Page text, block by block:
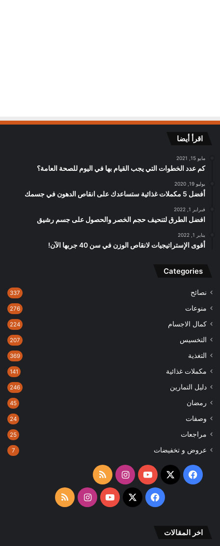
اقرأ أيضا
مايو 15, 2021
كم عدد الخطوات التي يجب القيام بها في اليوم للصحة العامة؟
يوليو 19, 2020
أفضل 5 مكملات غذائية ستساعدك على انقاص الدهون في جسمك
فبراير 1, 2022
افضل الطرق لتنحيف حجم الخصر والحصول على جسم رشيق
يناير 1, 2022
أقوى الإستراتيجيات لانقاص الوزن في سن 40 جربها الآن!
Categories
نصائح 337
منوعات 276
كمال الاجسام 224
التخسيس 207
التغذية 369
مكملات غذائية 141
دليل التمارين 246
رمضان 45
وصفات 24
مراجعات 25
عروض و تخفيضات 7
فيسبوك
‫X
‫YouTubeانستقرامملخص
الموقع
فيسبوك
‫X
‫YouTubeانستقرامملخص
اخر المقالات